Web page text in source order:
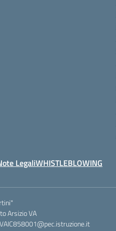
LegaliWHISTLEBLOWING
Arsizio VA